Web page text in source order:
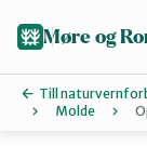
Møre og
Till
Molde